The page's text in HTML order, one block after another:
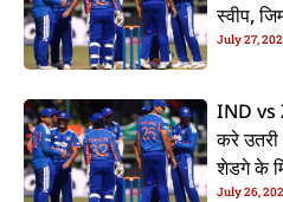
स्वीप,
July 27,
IND vs
करे उतरी
शेडगे के
July 26,